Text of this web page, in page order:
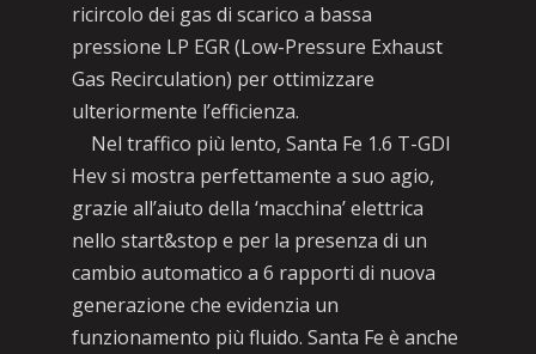
ricircolo dei gas di scarico a bassa
pressione LP EGR (Low-Pressure Exhaust
Gas Recirculation) per ottimizzare
ulteriormente l’efficienza.
Nel traffico più lento, Santa Fe 1.6 T-GDI
Hev si mostra perfettamente a suo agio,
grazie all’aiuto della ‘macchina’ elettrica
nello start&stop e per la presenza di un
cambio automatico a 6 rapporti di nuova
generazione che evidenzia un
funzionamento più fluido. Santa Fe è anche